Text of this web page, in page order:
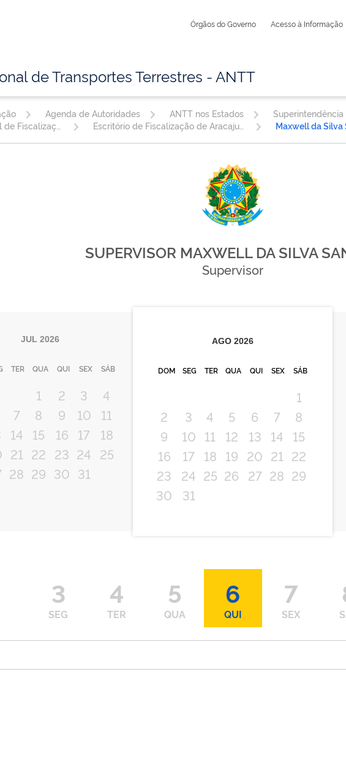
Órgãos do Governo Acesso à Informação
de Transportes Terrestres - ANTT
Agenda de Autoridades ANTT nos Estados
Maxwell da Silva
SUPERVISOR MAXWELL DA SILVA
Supervisor
JUL 2026
TER QUA QUI SEX SÁB
1 2 3
4
7 8 9 10
11
14 15 16 17
18
21 22 23 24 25
28 29 30 31
AGO 2026
DOM SEG TER QUA QUI SEX SÁB
1
2
3 4 5 6 7
8
9
10 11 12 13 14
15
16
17 18 19 20 21 22
23
24 25 26 27 28 29
30
31
3
SEG
4
TER
5
QUA
6
QUI
7
SEX